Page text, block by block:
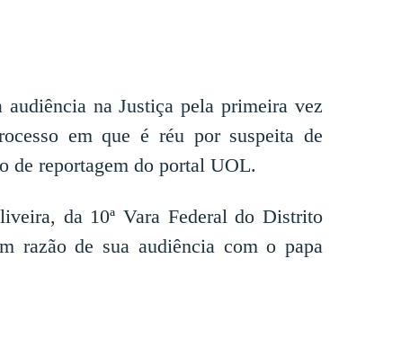
na Justiça pela primeira vez
em que é réu por suspeita de
de reportagem do portal UOL.
da 10ª Vara Federal do Distrito
razão de sua audiência com o papa